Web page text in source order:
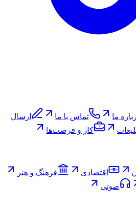
ما تماس با ما
ارسال
کار و فرصت‌ها
اقتصادی
فرهنگ و هنر
صوتی